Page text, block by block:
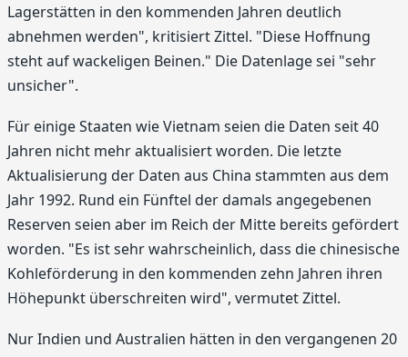
Lagerstätten in den kommenden Jahren deutlich
abnehmen werden", kritisiert Zittel. "Diese Hoffnung
steht auf wackeligen Beinen." Die Datenlage sei "sehr
unsi­cher".
Für einige Staaten wie Vietnam seien die Daten seit 40
Jahren nicht mehr aktua­lisiert worden. Die letzte
Aktualisierung der Daten aus China stammten aus dem
Jahr 1992. Rund ein Fünftel der damals angegebenen
Reserven seien aber im Reich der Mitte bereits ge­fördert
worden. "Es ist sehr wahrscheinlich, dass die chinesische
Kohleförderung in den kom­menden zehn Jahren ihren
Höhepunkt überschreiten wird", vermutet Zittel.
Nur Indien und Australien hätten in den vergangenen 20